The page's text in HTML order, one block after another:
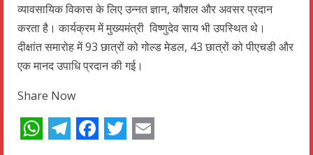
व्यावसायिक विकास के लिए उन्नत ज्ञान, कौशल और अवसर प्रदान
करता है। कार्यक्रम में मुख्यमंत्री विष्णुदेव साय भी उपस्थित थे।
दीक्षांत समारोह में 93 छात्रों को गोल्ड मेडल, 43 छात्रों को पीएचडी और
एक मानद उपाधि प्रदान की गई।
Share Now